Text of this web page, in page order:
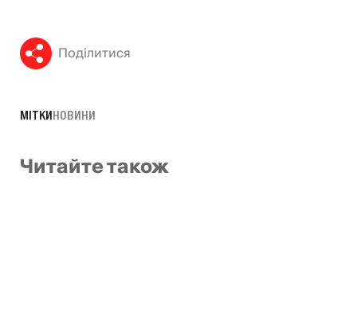
Поділитися
МІТКИНОВИНИ
Читайте також